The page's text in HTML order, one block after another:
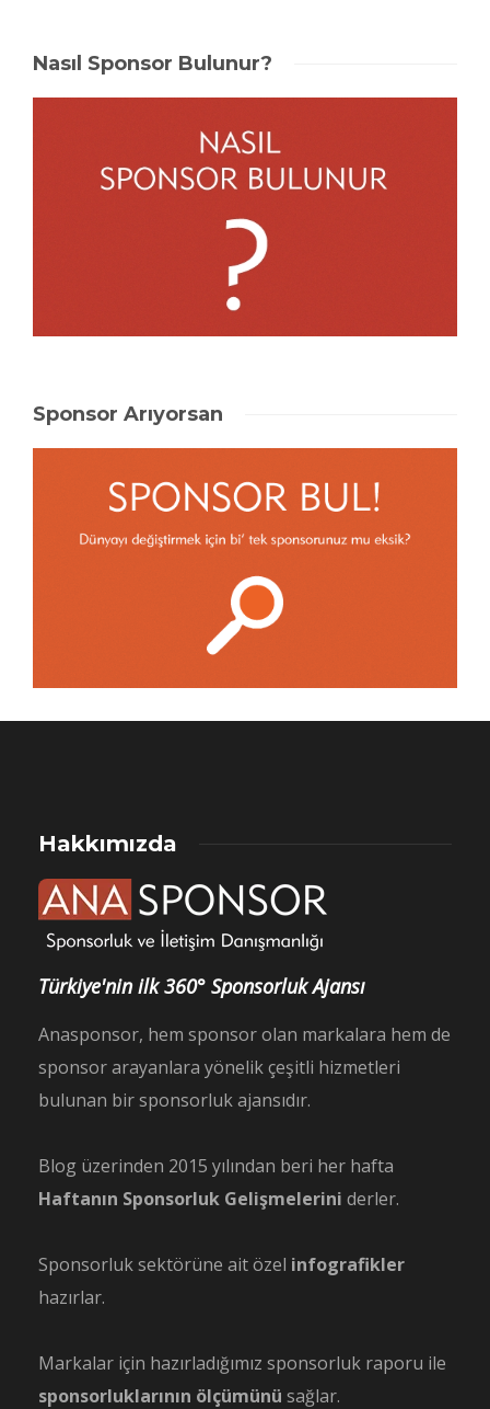
Nasıl Sponsor Bulunur?
Sponsor Arıyorsan
Hakkımızda
Türkiye'nin ilk 360° Sponsorluk Ajansı
Anasponsor, hem sponsor olan markalara hem de
sponsor arayanlara yönelik çeşitli hizmetleri
bulunan bir sponsorluk ajansıdır.
Blog üzerinden 2015 yılından beri her hafta
Haftanın Sponsorluk Gelişmelerini derler.
Sponsorluk sektörüne ait özel infografikler
hazırlar.
Markalar için hazırladığımız sponsorluk raporu ile
sponsorluklarının ölçümünü sağlar.